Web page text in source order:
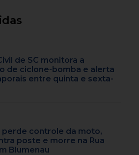
de SC monitora a
de ciclone-bomba e alerta
entre quinta e sexta-
perde controle da moto,
poste e morre na Rua
Blumenau